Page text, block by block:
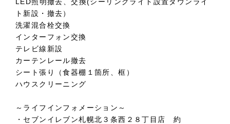
ト新設・撤去）
洗濯混合栓交換
インターフォン交換
テレビ線新設
カーテンレール撤去
シート張り（食器棚１箇所、框）
ハウスクリーニング
～ライフインフォメーション～
・セブンイレブン札幌北３条西２８丁目店 約